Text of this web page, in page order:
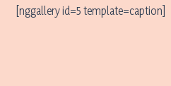
[nggallery id=5 template=caption]